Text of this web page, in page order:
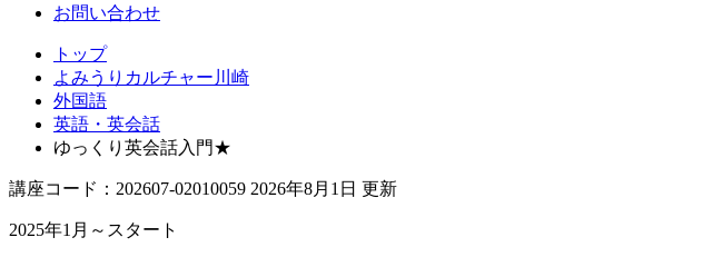
お問い合わせ
トップ
よみうりカルチャー川崎
外国語
英語・英会話
ゆっくり英会話入門★
講座コード：202607-02010059 2026年8月1日 更新
2025年1月～スタート